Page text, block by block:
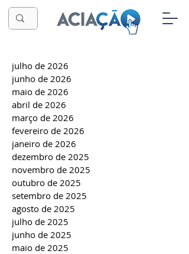
julho de 2026
junho de 2026
maio de 2026
abril de 2026
março de 2026
fevereiro de 2026
janeiro de 2026
dezembro de 2025
novembro de 2025
outubro de 2025
setembro de 2025
agosto de 2025
julho de 2025
junho de 2025
maio de 2025